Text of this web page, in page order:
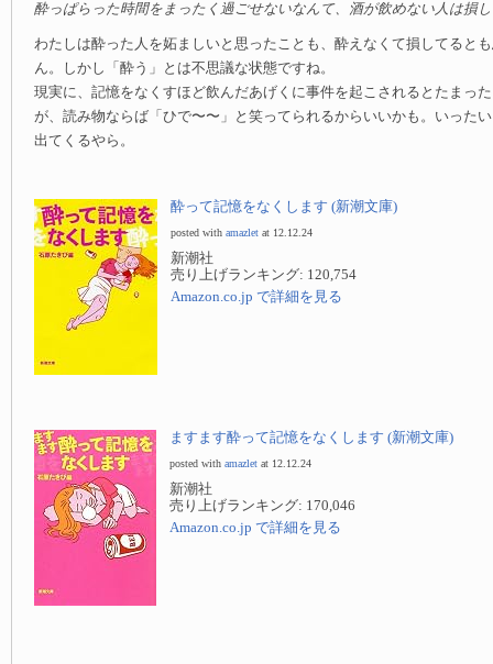
酔っぱらった時間をまったく過ごせないなんて、酒が飲めない人は損
わたしは酔った人を妬ましいと思ったことも、酔えなくて損してると
ん。しかし「酔う」とは不思議な状態ですね。
現実に、記憶をなくすほど飲んだあげくに事件を起こされるとたまっ
が、読み物ならば「ひで〜〜」と笑ってられるからいいかも。いった
出てくるやら。
酔って記憶をなくします (新潮文庫)
posted with amazlet at 12.12.24
新潮社
売り上げランキング: 120,754
Amazon.co.jp で詳細を見る
ますます酔って記憶をなくします (新潮文庫)
posted with amazlet at 12.12.24
新潮社
売り上げランキング: 170,046
Amazon.co.jp で詳細を見る